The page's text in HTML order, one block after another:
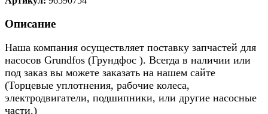
Описание
Наша компания осуществляет поставку запчастей для
насосов Grundfos (Грундфос ). Всегда в наличии или
под заказ вы можете заказать на нашем сайте
(Торцевые уплотнения, рабочие колеса,
электродвигатели, подшипники, или другие насосные
части.)